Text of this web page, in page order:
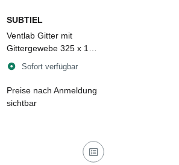
SUBTIEL
Ventlab Gitter mit
Gittergewebe 325 x 195
mm, weiß
Sofort verfügbar
Preise nach Anmeldung
sichtbar